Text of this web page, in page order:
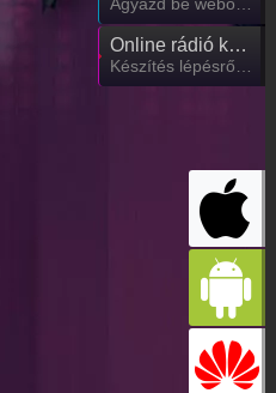
Online rádió készítés